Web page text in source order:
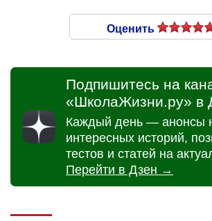
Оценить
Подпишитесь на
«ШколаЖизни.ру» в
Каждый день — анонсы
интересных историй,
тестов и статей на
Перейти в Дзен →